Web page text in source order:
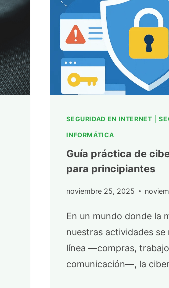
SEGURIDAD EN INTERNET |
INFORMÁTICA
Guía práctica de
para principiantes
noviembre 25, 2025
En un mundo donde la
nuestras actividades se
línea —compras,
comunicación—, la